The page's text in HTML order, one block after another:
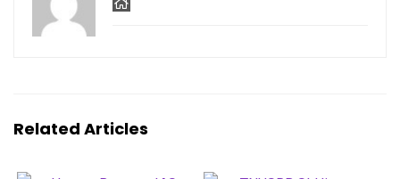
Related Articles